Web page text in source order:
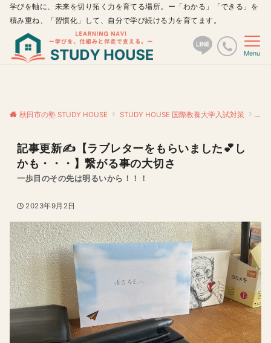
学びを軸に、未来を切り拓く力を育てる場所。ー「わかる」「できる」を
積み重ね、「習慣化」して、自分で学び続ける力を育てます。
Menu
秋田市の塾 STUDY HOUSE STUDY HOUSE 国際教養大学入試対策 記
記事更新✍️【ラブレターをもらいました💕し
かも・・・】繋がる事の大切さ
一歩目のその先は明るいから！！！
2023年9月2日